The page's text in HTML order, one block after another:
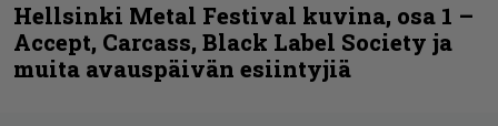
Hellsinki Metal Festival kuvina, osa 1 –
Accept, Carcass, Black Label Society ja
muita avauspäivän esiintyjiä